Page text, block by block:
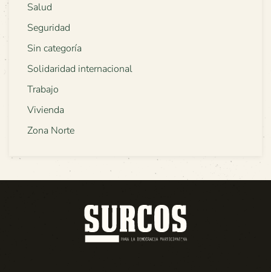
Salud
Seguridad
Sin categoría
Solidaridad internacional
Trabajo
Vivienda
Zona Norte